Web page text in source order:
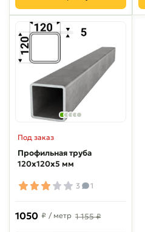
Под заказ
Профильная труба
120х120х5 мм
3 1
1050 ₽ / метр 1 155 ₽